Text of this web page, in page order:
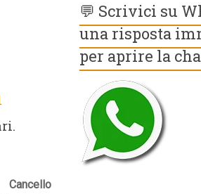
Cancello
💬 Scrivici su
una risposta
per aprire la